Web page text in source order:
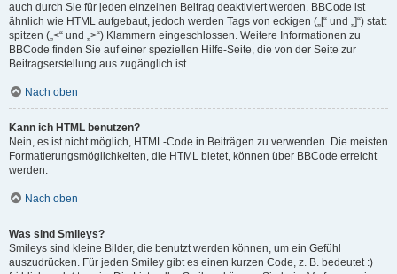
auch durch Sie für jeden einzelnen Beitrag deaktiviert werden. BBCode ist
ähnlich wie HTML aufgebaut, jedoch werden Tags von eckigen („[“ und „]“) statt
spitzen („<“ und „>“) Klammern eingeschlossen. Weitere Informationen zu
BBCode finden Sie auf einer speziellen Hilfe-Seite, die von der Seite zur
Beitragserstellung aus zugänglich ist.
Nach oben
Kann ich HTML benutzen?
Nein, es ist nicht möglich, HTML-Code in Beiträgen zu verwenden. Die meisten
Formatierungsmöglichkeiten, die HTML bietet, können über BBCode erreicht
werden.
Nach oben
Was sind Smileys?
Smileys sind kleine Bilder, die benutzt werden können, um ein Gefühl
auszudrücken. Für jeden Smiley gibt es einen kurzen Code, z. B. bedeutet :)